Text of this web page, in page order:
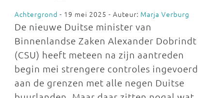
Achtergrond - 19 mei 2025 - Auteur: Marja Verburg
De nieuwe Duitse minister van
Binnenlandse Zaken Alexander Dobrindt
(CSU) heeft meteen na zijn aantreden
begin mei strengere controles ingevoerd
aan de grenzen met alle negen Duitse